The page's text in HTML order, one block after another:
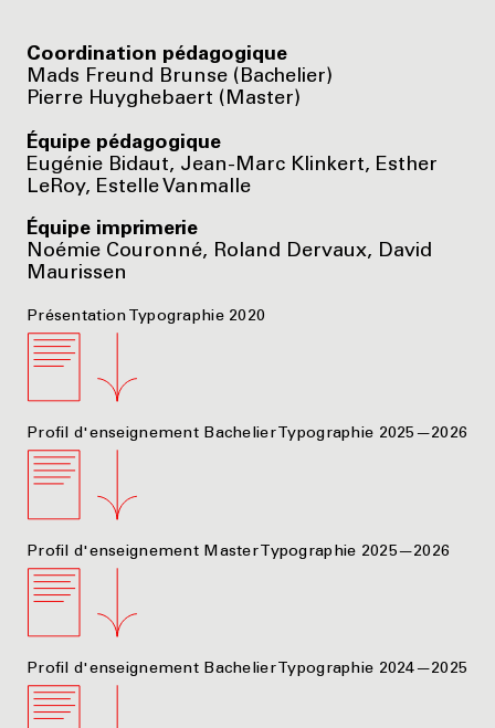
Coordination pédagogique
Mads Freund Brunse (Bachelier)
Pierre Huyghebaert (Master)
Équipe pédagogique
Eugénie Bidaut, Jean-Marc Klinkert, Esther
LeRoy, Estelle Vanmalle
Équipe imprimerie
Noémie Couronné, Roland Dervaux, David
Maurissen
Présentation Typographie 2020
Profil d'enseignement Bachelier Typographie 2025—2026
Profil d'enseignement Master Typographie 2025—2026
Profil d'enseignement Bachelier Typographie 2024—2025